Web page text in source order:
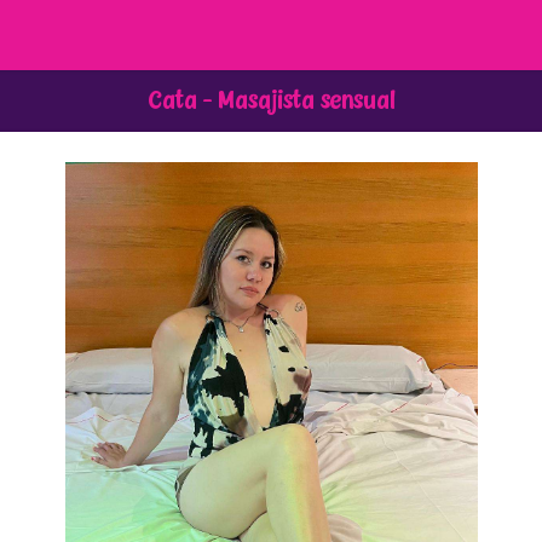
Cata - Masajista sensual